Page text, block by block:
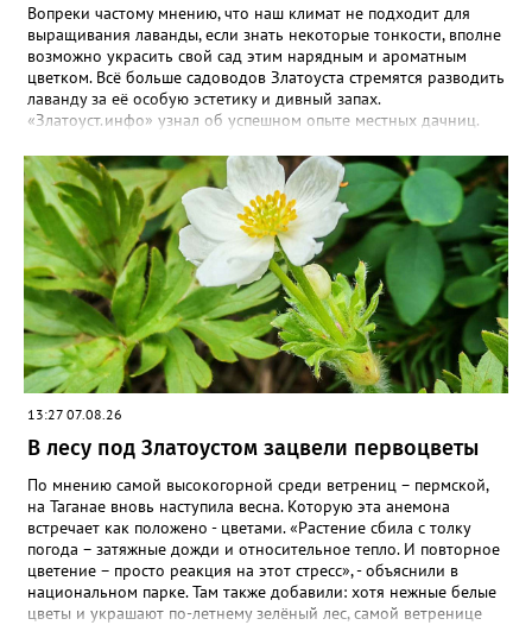
Вопреки частому мнению, что наш климат не подходит для
выращивания лаванды, если знать некоторые тонкости, вполне
возможно украсить свой сад этим нарядным и ароматным
цветком. Всё больше садоводов Златоуста стремятся разводить
лаванду за её особую эстетику и дивный запах.
«Златоуст.инфо» узнал об успешном опыте местных дачниц.
семян (на фото), - отметила «Златоуст.инфо» хозяйка частного
дома Екатерина Бойко. – Посадила вдоль забора, потому что
низины этот цветок не любит. Вот уже второй год растет и
радует меня. Соседи просят саженцы: аромат и до них
доносится. В конце лета собираю лаванду в пучки, сушу –
получаются букеты и саше одновременно. Лаванда широко
используется и в кулинарии». Семена, отметила собеседница
нашего портала, у неё были сорта «Вознесенская узколистная».
Только она хорошо зимует без укрытия. Всхожесть оказалась
на удивление хорошей: из пяти семян из каждой пачки четыре
взошли даже без стратификации. После покупки (по весне)
садовод советует сразу убрать семена в холодильник на два
месяца, а место посадки - мульчировать мелкой корой. Семена
самосевом в ней отлично прорастают. Если иногда срезать
сухие цветы и стряхивать семена вокруг куртины, лаванда
весной прорастет сама. Ещё один секрет – этот символ
Прованса не любит «вкусную» почву. Добавляйте в посадочную
яму гравий и песок – требуется хороший дренаж. В первый год
Екатерина рекомендует цветы убирать, чтобы силы куста
пошли на наращивание корневой системы. А со второго года
пусть лаванда цветёт во всю силу! Фото: Екатерина Бойко,
специально для «Златоуст.инфо». Обсуждение новости здесь
13:27 07.08.26
В лесу под Златоустом зацвели первоцветы
По мнению самой высокогорной среди ветрениц – пермской,
на Таганае вновь наступила весна. Которую эта анемона
встречает как положено - цветами. «Растение сбила с толку
погода – затяжные дожди и относительное тепло. И повторное
цветение – просто реакция на этот стресс», - объяснили в
национальном парке. Там также добавили: хотя нежные белые
цветы и украшают по-летнему зелёный лес, самой ветренице